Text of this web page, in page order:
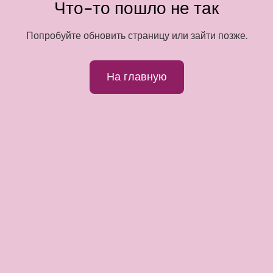
Что-то пошло не так
Попробуйте обновить страницу или зайти позже.
На главную